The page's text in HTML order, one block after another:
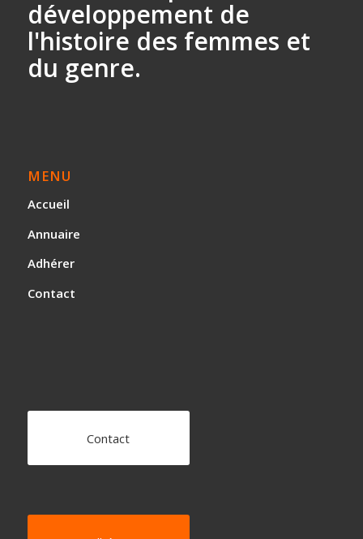
développement de
l'histoire des femmes et
du genre.
MENU
Accueil
Annuaire
Adhérer
Contact
Contact